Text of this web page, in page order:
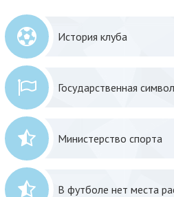
История клуба
Государственная
Министерство спорта
В футболе нет места